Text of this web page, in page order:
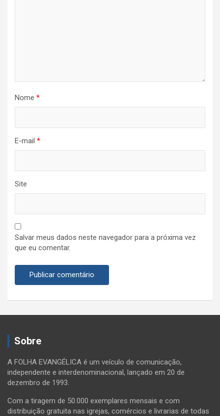
Nome *
E-mail *
Site
Salvar meus dados neste navegador para a próxima vez
que eu comentar.
Sobre
A FOLHA EVANGÉLICA é um veículo de comunicação,
independente e interdenominacional, lançado em 20 de
dezembro de 1993.
Com a tiragem de 50.000 exemplares mensais e com
distribuição gratuita nas igrejas, comércios e livrarias de todas